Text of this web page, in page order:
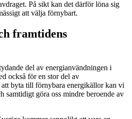
På sikt kan det därför löna sig
att välja förnybart.
framtidens
del av energianvändningen i
också för en stor del av
byta till förnybara energikällor kan vi
samtidigt göra oss mindre beroende av